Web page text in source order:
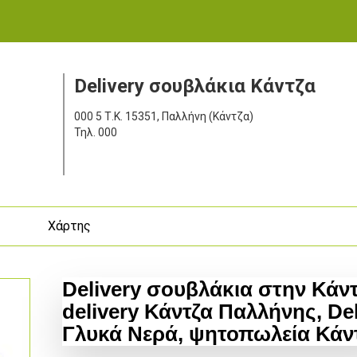
Delivery σουβλάκια Κάντζα
000 5 Τ.Κ. 15351, Παλλήνη (Κάντζα)
Τηλ. 000
Χάρτης
Delivery σουβλάκια στην
delivery Κάντζα Παλλήνης,
Γλυκά Νερά, ψητοπωλεία